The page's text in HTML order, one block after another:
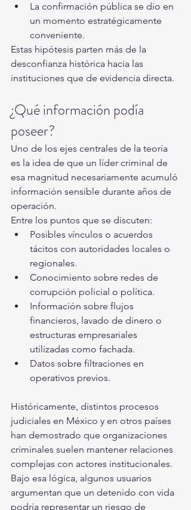
La confirmación pública se dio en
un momento estratégicamente
conveniente.
Estas hipótesis parten más de la
desconfianza histórica hacia las
instituciones que de evidencia directa.
¿Qué información podía
poseer?
Uno de los ejes centrales de la teoría
es la idea de que un líder criminal de
esa magnitud necesariamente acumuló
información sensible durante años de
operación.
Entre los puntos que se discuten:
Posibles vínculos o acuerdos
tácitos con autoridades locales o
regionales.
Conocimiento sobre redes de
corrupción policial o política.
Información sobre flujos
financieros, lavado de dinero o
estructuras empresariales
utilizadas como fachada.
Datos sobre filtraciones en
operativos previos.
Históricamente, distintos procesos
judiciales en México y en otros países
han demostrado que organizaciones
criminales suelen mantener relaciones
complejas con actores institucionales.
Bajo esa lógica, algunos usuarios
argumentan que un detenido con vida
podría representar un riesgo de